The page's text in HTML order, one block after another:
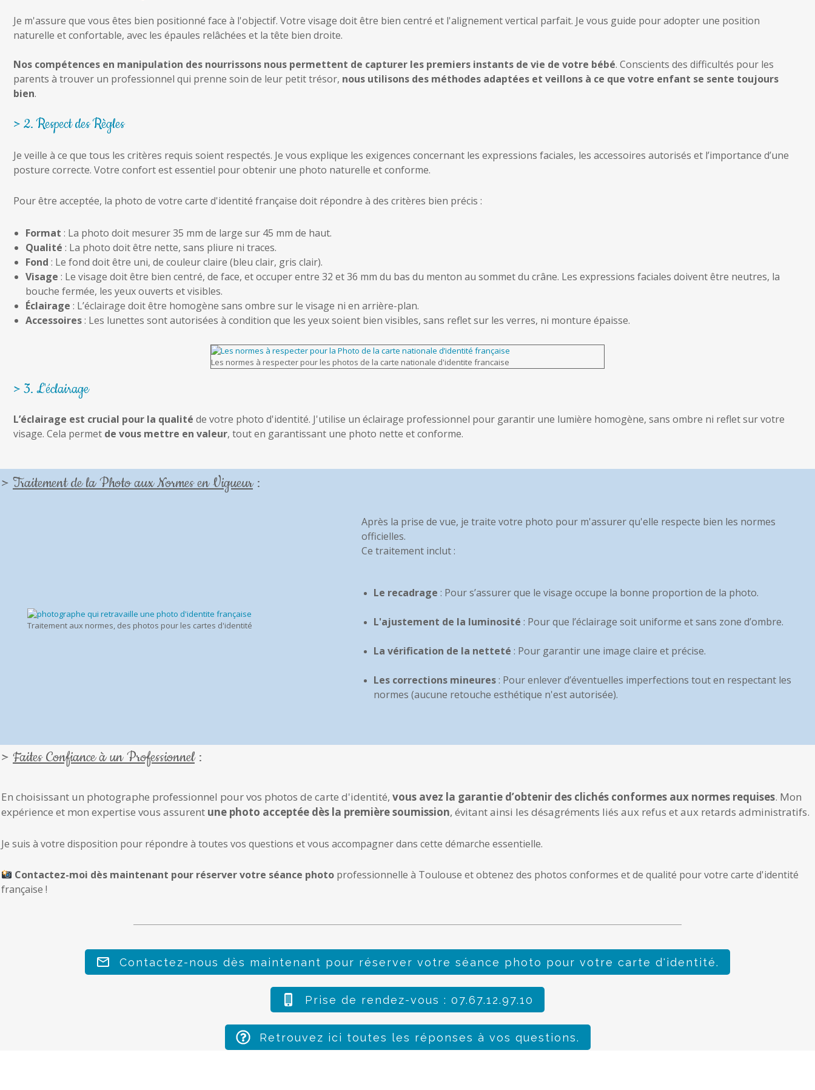
Je m'assure que vous êtes bien positionné face à l'objectif. Votre visage doit être bien centré et l'alignement vertical parfait. Je vous guide pour adopter une position
naturelle et confortable, avec les épaules relâchées et la tête bien droite.
Nos compétences en manipulation des nourrissons nous permettent de capturer les premiers instants de vie de votre bébé. Conscients des difficultés pour les
parents à trouver un professionnel qui prenne soin de leur petit trésor, nous utilisons des méthodes adaptées et veillons à ce que votre enfant se sente toujours
bien.
> 2. Respect des Règles
Je veille à ce que tous les critères requis soient respectés. Je vous explique les exigences concernant les expressions faciales, les accessoires autorisés et l’importance d’une
posture correcte. Votre confort est essentiel pour obtenir une photo naturelle et conforme.
Pour être acceptée, la photo de votre carte d'identité française doit répondre à des critères bien précis :
Format : La photo doit mesurer 35 mm de large sur 45 mm de haut.
Qualité : La photo doit être nette, sans pliure ni traces.
Fond : Le fond doit être uni, de couleur claire (bleu clair, gris clair).
Visage : Le visage doit être bien centré, de face, et occuper entre 32 et 36 mm du bas du menton au sommet du crâne. Les expressions faciales doivent être neutres, la
bouche fermée, les yeux ouverts et visibles.
Éclairage : L’éclairage doit être homogène sans ombre sur le visage ni en arrière-plan.
Accessoires: Les lunettes sont autorisées à condition que les yeux soient bien visibles, sans reflet sur les verres, ni monture épaisse.
Les normes à respecter pour les photos de la carte nationale d'identite francaise
> 3. L'éclairage
L’éclairage est crucial pour la qualité de votre photo d'identité. J'utilise un éclairage professionnel pour garantir une lumière homogène, sans ombre ni reflet sur votre
visage. Cela permet de vous mettre en valeur, tout en garantissant une photo nette et conforme.
> Traitement de la Photo aux Normes en Vigueur:
Traitement aux normes, des photos pour les cartes d'identité
Après la prise de vue, je traite votre photo pour m'assurer qu'elle respecte bien les normes
officielles.
Ce traitement inclut :
Le recadrage : Pour s’assurer que le visage occupe la bonne proportion de la photo.
L'ajustement de la luminosité : Pour que l’éclairage soit uniforme et sans zone d’ombre.
La vérification de la netteté : Pour garantir une image claire et précise.
Les corrections mineures: Pour enlever d’éventuelles imperfections tout en respectant les
normes (aucune retouche esthétique n'est autorisée).
> Faites Confiance à un Professionnel:
En choisissant un photographe professionnel pour vos photos de carte d'identité, vous avez la garantie d’obtenir des clichés conformes aux normes requises. Mon
expérience et mon expertise vous assurent une photo acceptée dès la première soumission, évitant ainsi les désagréments liés aux refus et aux retards administratifs.
Je suis à votre disposition pour répondre à toutes vos questions et vous accompagner dans cette démarche essentielle.
Contactez-moi dès maintenant pour réserver votre séance photo professionnelle à Toulouse et obtenez des photos conformes et de qualité pour votre carte d'identité
française !
Contactez-nous dès maintenant pour réserver votre séance photo pour votre carte d'identité.
Prise de rendez-vous : 07.67.12.97.10
Retrouvez ici toutes les réponses à vos questions.